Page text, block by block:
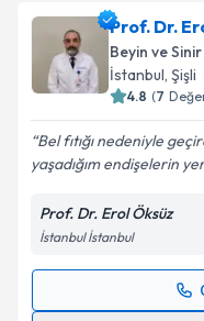
hazırlandığında
E-posta Adresiniz
Kişisel
Metni
kapsamda
Prof. Dr.
Beyin ve
İstanbul, Şişli
4.8 (7
Bel fıtığı nedeniyle
yaşadığım endişelerin
Prof. Dr. Erol Öksüz
İstanbul İstanbul
Randevu